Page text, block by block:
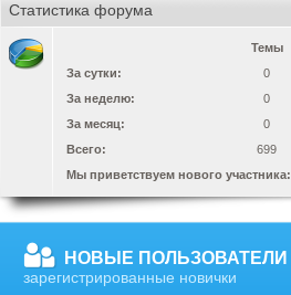
Статистика форума
Темы
За сутки:
0
За неделю:
0
За месяц:
0
Всего:
699
Мы приветствуем нового участника:
НОВЫЕ ПОЛЬЗОВАТЕЛИ
зарегистрированные новички